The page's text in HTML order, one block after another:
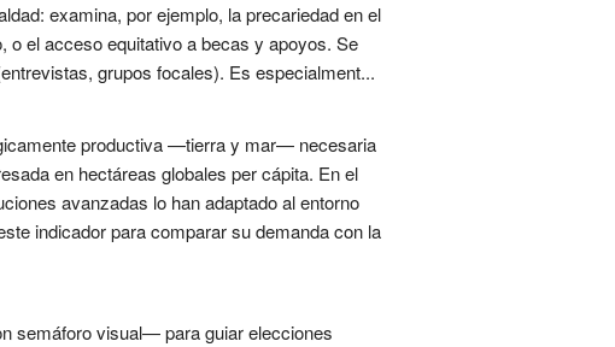
examina, por ejemplo, la precariedad en el
o el acceso equitativo a becas y apoyos. Se
grupos focales). Es especialment...
productiva —tierra y mar— necesaria
en hectáreas globales per cápita. En el
avanzadas lo han adaptado al entorno
indicador para comparar su demanda con la
semáforo visual— para guiar elecciones